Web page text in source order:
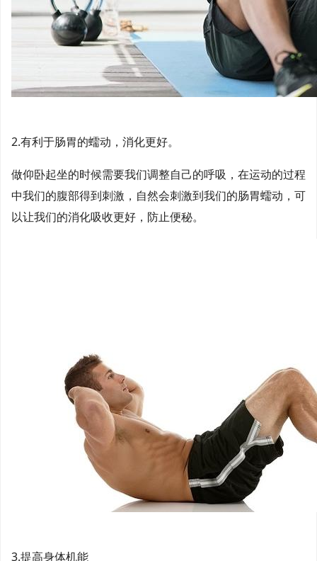
2.有利于肠胃的蠕动，消化更好。
做仰卧起坐的时候需要我们调整自己的呼吸，在运动的过程
中我们的腹部得到刺激，自然会刺激到我们的肠胃蠕动，可
以让我们的消化吸收更好，防止便秘。
3.提高身体机能